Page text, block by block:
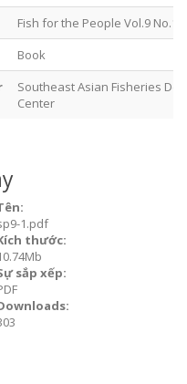
Fish for the People Vol.9 No.1
Book
Southeast Asian Fisheries
Center
1.pdf
thước:
sắp xếp: